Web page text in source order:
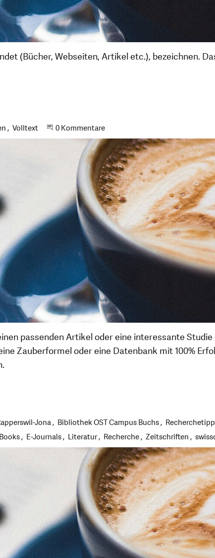
(Bücher, Webseiten, Artikel etc.), bezeichnen.
Volltext Beginne eine Unterhaltung
0 Kommentare
passenden Artikel oder eine interessante Studie
Zauberformel oder eine Datenbank mit 100%
Jona Bibliothek OST Campus Buchs
E-Journals Literatur Recherche Zeitschriften